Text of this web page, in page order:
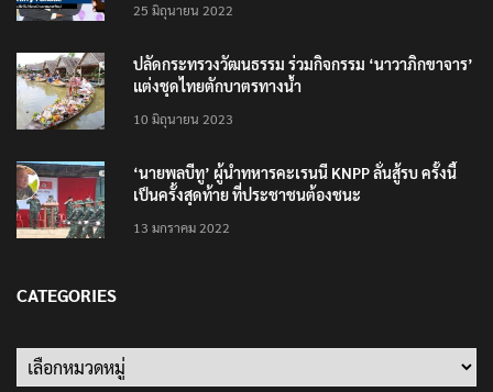
25 มิถุนายน 2022
ปลัดกระทรวงวัฒนธรรม ร่วมกิจกรรม ‘นาวาภิกขาจาร’
แต่งชุดไทยตักบาตรทางน้ำ
10 มิถุนายน 2023
‘นายพลบีทู’ ผู้นำทหารคะเรนนี KNPP ลั่นสู้รบ ครั้งนี้
เป็นครั้งสุดท้าย ที่ประชาชนต้องชนะ
13 มกราคม 2022
CATEGORIES